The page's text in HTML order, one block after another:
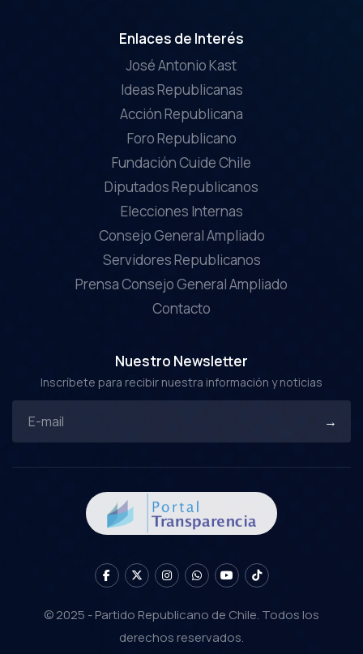
Enlaces de Interés
José Antonio Kast
Ideas Republicanas
Acción Republicana
Foro Republicano
Fundación Cuide Chile
Diputados Republicanos
Elecciones Internas
Consejo General Ampliado
Servidores Republicanos
Prensa Consejo General Ampliado
Contacto
Nuestro Newsletter
Inscríbete para recibir nuestra información y noticias
© 2025 - Partido Republicano de Chile. Todos los
derechos reservados.